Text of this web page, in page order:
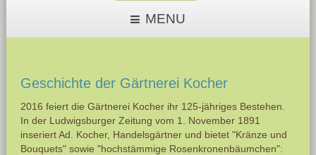
MENU
Geschichte der Gärtnerei Kocher
2016 feiert die Gärtnerei Kocher ihr 125-jähriges Bestehen.
In der Ludwigsburger Zeitung vom 1. November 1891
inseriert Ad. Kocher, Handelsgärtner und bietet "Kränze und
Bouquets" sowie "hochstämmige Rosenkronenbäumchen":